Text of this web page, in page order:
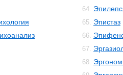
64.
65. Эпистаз
66.
67.
68.